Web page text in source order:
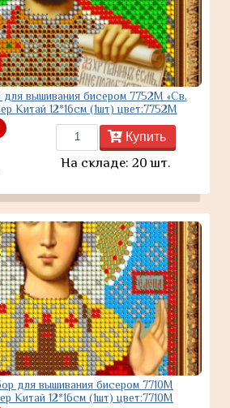
для вышивания бисером 7752М «Св.
Китай 12*16см (1шт) цвет:7752М
Купить
На складе: 20 шт.
для вышивания бисером 7710М
Китай 12*16см (1шт) цвет:7710М